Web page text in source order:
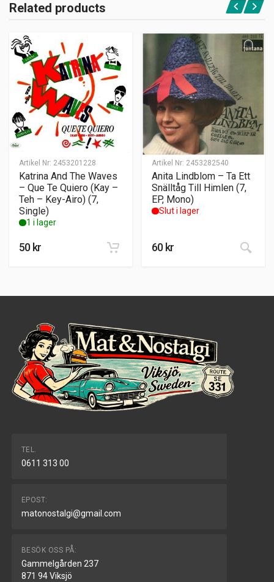
Related products
Artikel Nr: 2453201228
Katrina And The Waves
– Que Te Quiero (Kay –
Teh – Key-Airo) (7,
Single)
1 i lager
50 kr
Artikel Nr: 2453282540
Anita Lindblom – Ta Ett
Snälltåg Till Himlen (7,
EP, Mono)
Slut i lager
60 kr
TEL.
0611 313 00
EPOST:
matonostalgi@gmail.com
BESÖK OSS PÅ:
Gammelgården 237
871 94 Viksjö